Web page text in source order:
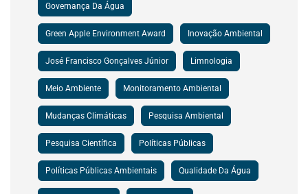
Governança Da Água
Green Apple Environment Award Inovação Ambiental
José Francisco Gonçalves Júnior Limnologia
Meio Ambiente Monitoramento Ambiental
Mudanças Climáticas Pesquisa Ambiental
Pesquisa Científica Políticas Públicas
Políticas Públicas Ambientais Qualidade Da Água